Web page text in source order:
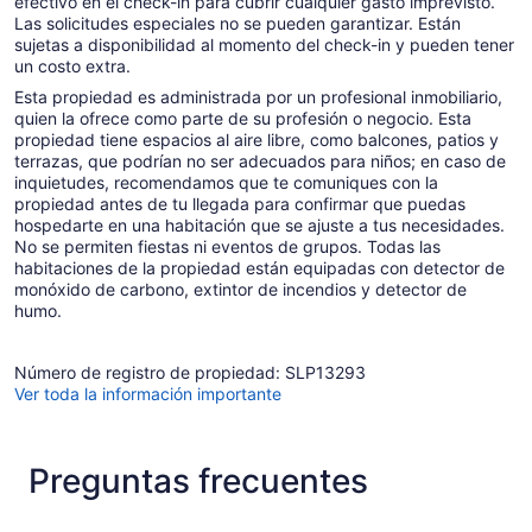
Las solicitudes especiales no se pueden garantizar. Están
sujetas a disponibilidad al momento del check-in y pueden tener
un costo extra.
Esta propiedad es administrada por un profesional inmobiliario,
quien la ofrece como parte de su profesión o negocio. Esta
propiedad tiene espacios al aire libre, como balcones, patios y
terrazas, que podrían no ser adecuados para niños; en caso de
inquietudes, recomendamos que te comuniques con la
propiedad antes de tu llegada para confirmar que puedas
hospedarte en una habitación que se ajuste a tus necesidades.
No se permiten fiestas ni eventos de grupos. Todas las
habitaciones de la propiedad están equipadas con detector de
monóxido de carbono, extintor de incendios y detector de
humo.
Número de registro de propiedad: SLP13293
Ver toda la información importante
Preguntas frecuentes